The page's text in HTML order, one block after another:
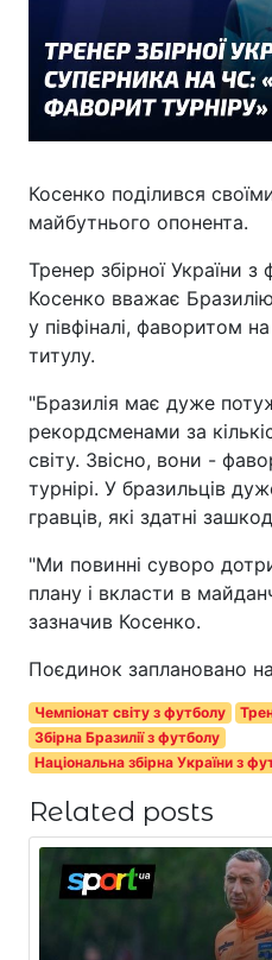
Косенко поділився
майбутнього опонента.
Тренер збірної України
Косенко вважає
у півфіналі, фаворитом
титулу.
"Бразилія має дуже
рекордсменами за
світу. Звісно, вони -
турнірі. У бразильців
гравців, які здатні
"Ми повинні суворо
плану і вкласти в
зазначив Косенко.
Поєдинок заплановано
Чемпіонат світу з футболу
Збірна Бразилії з футболу
Національна збірна України з
Related posts